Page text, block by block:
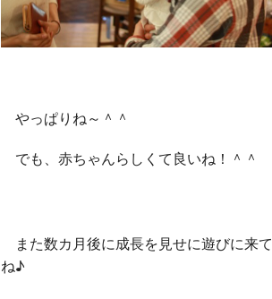
やっぱりね～＾＾
でも、赤ちゃんらしくて良いね！＾＾
また数カ月後に成長を見せに遊びに来て
ね♪